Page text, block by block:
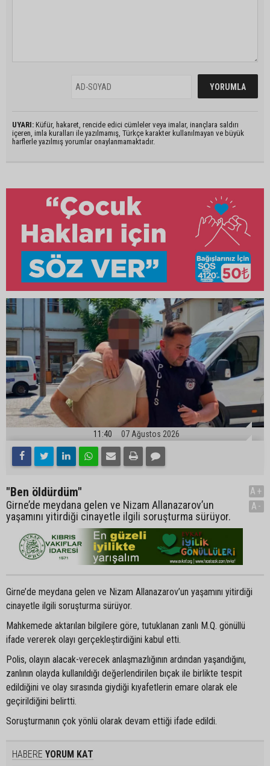
UYARI: Küfür, hakaret, rencide edici cümleler veya imalar, inançlara saldırı
içeren, imla kuralları ile yazılmamış, Türkçe karakter kullanılmayan ve büyük
harflerle yazılmış yorumlar onaylanmamaktadır.
11:40 07 Ağustos 2026
"Ben öldürdüm"
Girne’de meydana gelen ve Nizam Allanazarov’un
yaşamını yitirdiği cinayetle ilgili soruşturma sürüyor.
A+
A-
Girne’de meydana gelen ve Nizam Allanazarov’un yaşamını yitirdiği
cinayetle ilgili soruşturma sürüyor.
Mahkemede aktarılan bilgilere göre, tutuklanan zanlı M.Q. gönüllü
ifade vererek olayı gerçekleştirdiğini kabul etti.
Polis, olayın alacak-verecek anlaşmazlığının ardından yaşandığını,
zanlının olayda kullanıldığı değerlendirilen bıçak ile birlikte tespit
edildiğini ve olay sırasında giydiği kıyafetlerin emare olarak ele
geçirildiğini belirtti.
Soruşturmanın çok yönlü olarak devam ettiği ifade edildi.
HABERE YORUM KAT